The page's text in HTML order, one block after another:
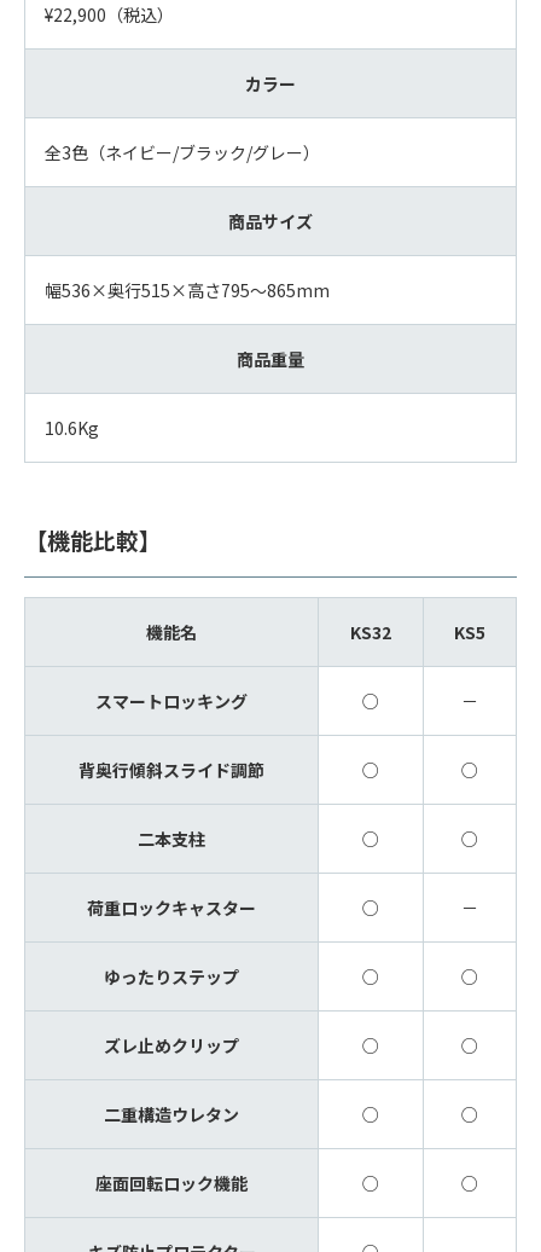
¥22,900（税込）
カラー
全3色（ネイビー/ブラック/グレー）
商品サイズ
幅536×奥行515×高さ795～865mm
商品重量
10.6Kg
【機能比較】
機能名 KS32 KS5
スマートロッキング ○ －
背奥行傾斜スライド調節 ○ ○
二本支柱 ○ ○
荷重ロックキャスター ○ －
ゆったりステップ ○ ○
ズレ止めクリップ ○ ○
二重構造ウレタン ○ ○
座面回転ロック機能 ○ ○